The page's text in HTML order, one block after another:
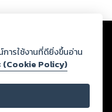
ปรากฏว่าละเมิดสิทธิใน
ายและศีลธรรม ดังนั้น ผู้อ่าน
นเอง และหากท่านพบว่าส่วน
ายังบริษัท เพื่อทีมงานจะได้
ลิขสิทธิ์ตามพระราชบัญญัติ
ารใช้งานที่ดียิ่งขึ้นอ่าน
(Cookie Policy)